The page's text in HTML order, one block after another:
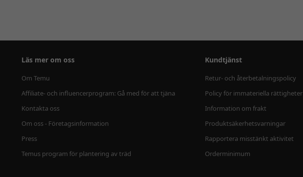
Läs mer om oss
Om Temu
Affiliate- och influencerprogram: Gå med för att tjäna
Kontakta oss
Om oss - Företagsinformation
Press
Temus program för plantering av träd
Kundtjänst
Retur- och återbetalningspolicy
Policy för immateriella rättigheter
Information om frakt
Produktsäkerhetsvarningar
Rapportera misstänkt aktivitet
Orderminimum